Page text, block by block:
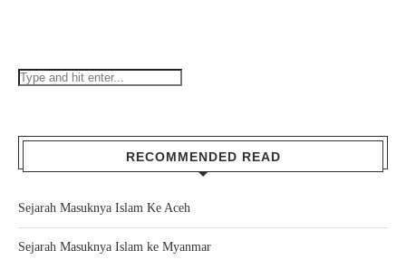
RECOMMENDED READ
Sejarah Masuknya Islam Ke Aceh
Sejarah Masuknya Islam ke Myanmar